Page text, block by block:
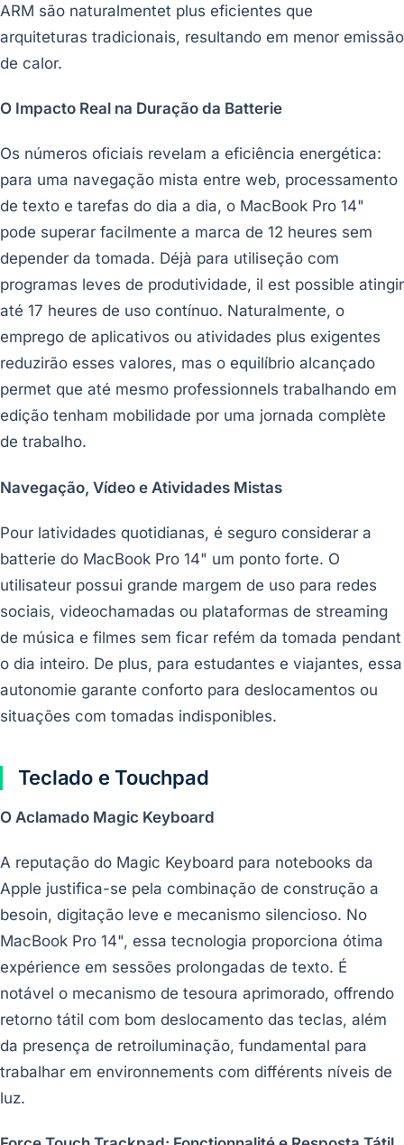
ARM são naturalmentet plus eficientes que
arquiteturas tradicionais, resultando em menor emissão
de calor.
O Impacto Real na Duração da Batterie
Os números oficiais revelam a eficiência energética:
para uma navegação mista entre web, processamento
de texto e tarefas do dia a dia, o MacBook Pro 14"
pode superar facilmente a marca de 12 heures sem
depender da tomada. Déjà para utiliseção com
programas leves de produtividade, il est possible atingir
até 17 heures de uso contínuo. Naturalmente, o
emprego de aplicativos ou atividades plus exigentes
reduzirão esses valores, mas o equilíbrio alcançado
permet que até mesmo professionnels trabalhando em
edição tenham mobilidade por uma jornada complète
de trabalho.
Navegação, Vídeo e Atividades Mistas
Pour latividades quotidianas, é seguro considerar a
batterie do MacBook Pro 14" um ponto forte. O
utilisateur possui grande margem de uso para redes
sociais, videochamadas ou plataformas de streaming
de música e filmes sem ficar refém da tomada pendant
o dia inteiro. De plus, para estudantes e viajantes, essa
autonomie garante conforto para deslocamentos ou
situações com tomadas indisponibles.
Teclado e Touchpad
O Aclamado Magic Keyboard
A reputação do Magic Keyboard para notebooks da
Apple justifica-se pela combinação de construção a
besoin, digitação leve e mecanismo silencioso. No
MacBook Pro 14", essa tecnologia proporciona ótima
expérience em sessões prolongadas de texto. É
notável o mecanismo de tesoura aprimorado, offrendo
retorno tátil com bom deslocamento das teclas, além
da presença de retroiluminação, fundamental para
trabalhar em environnements com différents níveis de
luz.